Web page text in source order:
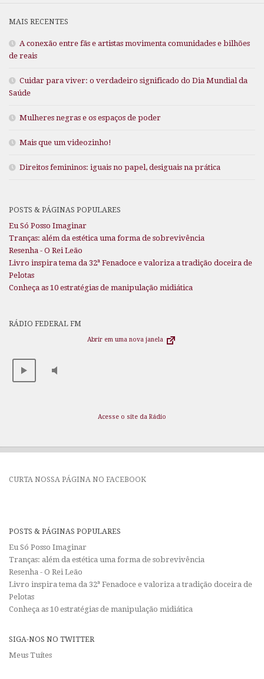
MAIS RECENTES
A conexão entre fãs e artistas movimenta comunidades e bilhões
de reais
Cuidar para viver: o verdadeiro significado do Dia Mundial da
Saúde
Mulheres negras e os espaços de poder
Mais que um videozinho!
Direitos femininos: iguais no papel, desiguais na prática
POSTS & PÁGINAS POPULARES
Eu Só Posso Imaginar
Tranças: além da estética uma forma de sobrevivência
Resenha - O Rei Leão
Livro inspira tema da 32ª Fenadoce e valoriza a tradição doceira de
Pelotas
Conheça as 10 estratégias de manipulação midiática
RÁDIO FEDERAL FM
Abrir em uma nova janela
Acesse o site da Rádio
CURTA NOSSA PÁGINA NO FACEBOOK
POSTS & PÁGINAS POPULARES
Eu Só Posso Imaginar
Tranças: além da estética uma forma de sobrevivência
Resenha - O Rei Leão
Livro inspira tema da 32ª Fenadoce e valoriza a tradição doceira de
Pelotas
Conheça as 10 estratégias de manipulação midiática
SIGA-NOS NO TWITTER
Meus Tuítes